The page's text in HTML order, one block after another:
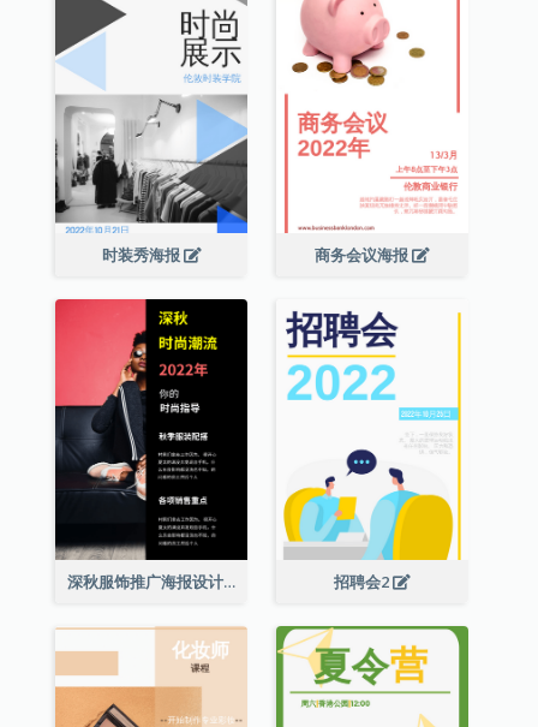
时装秀海报 商务会议海报
深秋服饰推广海报设计 招聘会2